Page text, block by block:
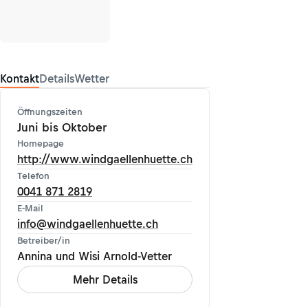
KontaktDetailsWetter
Öffnungszeiten
Juni bis Oktober
Homepage
http://www.windgaellenhuette.ch
Telefon
0041 871 2819
E-Mail
info@windgaellenhuette.ch
Betreiber/in
Annina und Wisi Arnold-Vetter
Mehr Details